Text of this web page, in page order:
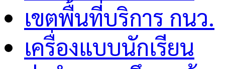
เขตพื้นที่บริการ กนว.
เครื่องแบบนักเรียน